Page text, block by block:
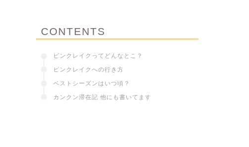
CONTENTS
ピンクレイクってどんなとこ？
ピンクレイクへの行き方
ベストシーズンはいつ頃？
カンクン滞在記 他にも書いてます